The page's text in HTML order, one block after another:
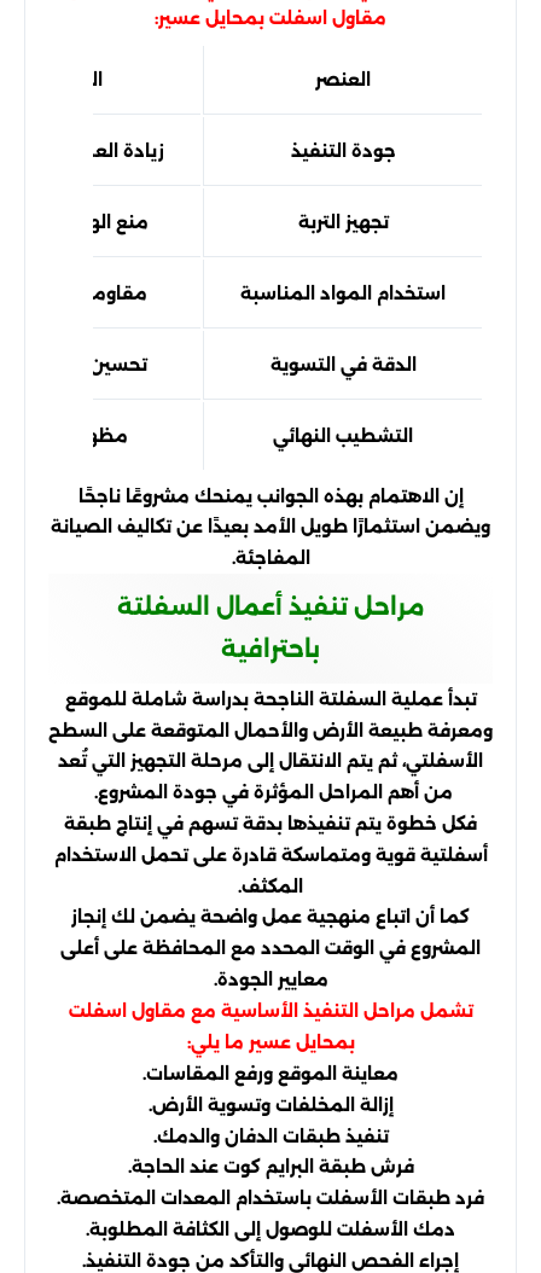
مقاول اسفلت بمحايل عسير:
العنصر الفائدة
جودة التنفيذ زيادة العمر
تجهيز التربة منع الهبوط
استخدام المواد المناسبة مقاومة التغيرات
الدقة في التسوية تحسين تصريف
التشطيب النهائي مظهر جمالي
إن الاهتمام بهذه الجوانب يمنحك مشروعًا ناجحًا
ويضمن استثمارًا طويل الأمد بعيدًا عن تكاليف الصيانة
المفاجئة.
مراحل تنفيذ أعمال السفلتة
باحترافية
تبدأ عملية السفلتة الناجحة بدراسة شاملة للموقع
ومعرفة طبيعة الأرض والأحمال المتوقعة على السطح
الأسفلتي، ثم يتم الانتقال إلى مرحلة التجهيز التي تُعد
من أهم المراحل المؤثرة في جودة المشروع.
فكل خطوة يتم تنفيذها بدقة تسهم في إنتاج طبقة
أسفلتية قوية ومتماسكة قادرة على تحمل الاستخدام
المكثف.
كما أن اتباع منهجية عمل واضحة يضمن لك إنجاز
المشروع في الوقت المحدد مع المحافظة على أعلى
معايير الجودة.
تشمل مراحل التنفيذ الأساسية مع مقاول اسفلت
بمحايل عسير ما يلي:
معاينة الموقع ورفع المقاسات.
إزالة المخلفات وتسوية الأرض.
تنفيذ طبقات الدفان والدمك.
فرش طبقة البرايم كوت عند الحاجة.
فرد طبقات الأسفلت باستخدام المعدات المتخصصة.
دمك الأسفلت للوصول إلى الكثافة المطلوبة.
إجراء الفحص النهائي والتأكد من جودة التنفيذ.